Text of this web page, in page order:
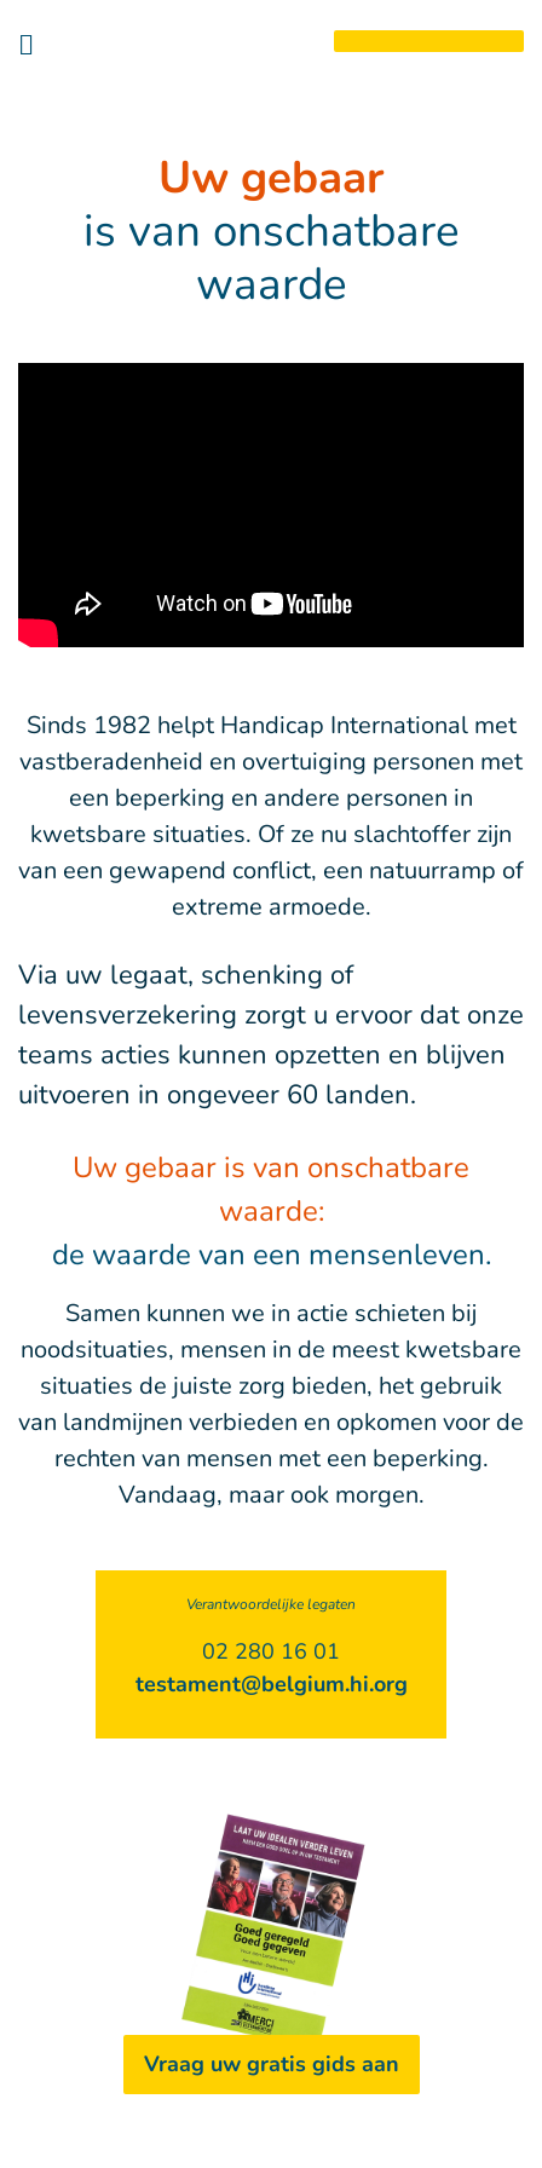
Uw gebaar
is van onschatbare
waarde
Sinds 1982 helpt Handicap International met
vastberadenheid en overtuiging personen met
een beperking en andere personen in
kwetsbare situaties. Of ze nu slachtoffer zijn
van een gewapend conflict, een natuurramp of
extreme armoede.
Via uw legaat, schenking of
levensverzekering zorgt u ervoor dat onze
teams acties kunnen opzetten en blijven
uitvoeren in ongeveer 60 landen.
Uw gebaar is van onschatbare
waarde:
de waarde van een mensenleven.
Samen kunnen we in actie schieten bij
noodsituaties, mensen in de meest kwetsbare
situaties de juiste zorg bieden, het gebruik
van landmijnen verbieden en opkomen voor de
rechten van mensen met een beperking.
Vandaag, maar ook morgen.
Verantwoordelijke legaten
02 280 16 01
testament@belgium.hi.org
Vraag uw gratis gids aan